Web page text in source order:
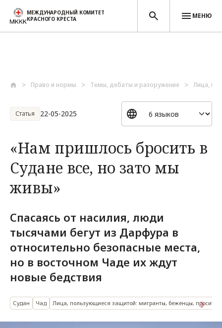
МЕЖДУНАРОДНЫЙ КОМИТЕТ
КРАСНОГО КРЕСТА
МЕНЮ
Право и нормы Темы, дебаты и разоружение Лица,
Статья 22-05-2025
«Нам пришлось бросить в
Судане все, но зато мы
живы»
Спасаясь от насилия, люди
тысячами бегут из Дарфура в
относительно безопасные места,
но в восточном Чаде их ждут
новые бедствия
Судан Чад Лица, пользующиеся защитой: мигранты, беженцы,